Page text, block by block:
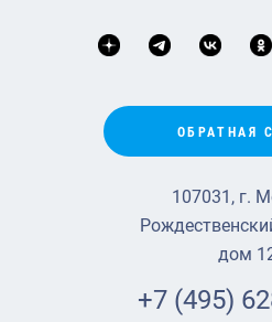
ОБРАТНАЯ
107031, г.
дом
+7 (495)